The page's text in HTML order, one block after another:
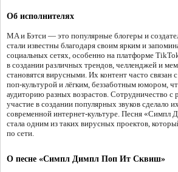
Об исполнителях
MA и Бэтси — это популярные блогеры и
стали известны благодаря своим ярким и
социальных сетях, особенно на платформе
в создании различных трендов, челленджей и
становятся вирусными. Их контент часто связан
поп-культурой и лёгким, беззаботным юмором,
аудиторию разных возрастов. Сотрудничество
участие в создании популярных звуков сделало
современной интернет-культуре. Песня
стала одним из таких вирусных проектов,
по сети.
О песне «Симпл Димпл Поп Ит Сквиш»